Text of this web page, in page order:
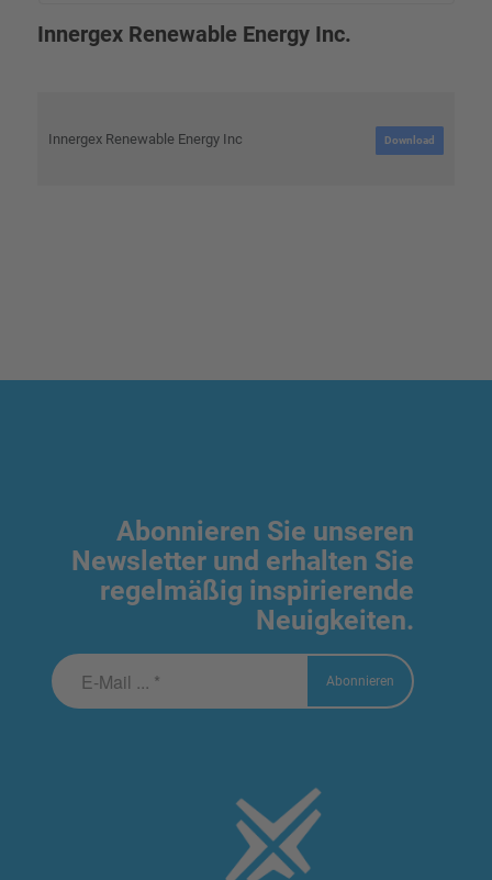
Innergex Renewable Energy Inc.
Innergex Renewable Energy Inc Download
Abonnieren Sie unseren
Newsletter und erhalten Sie
regelmäßig inspirierende
Neuigkeiten.